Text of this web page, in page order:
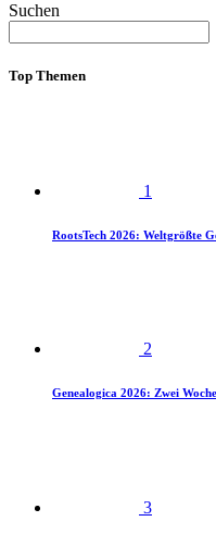
Suchen
Top Themen
1
RootsTech 2026: Weltgrößte
2
Genealogica 2026: Zwei
3